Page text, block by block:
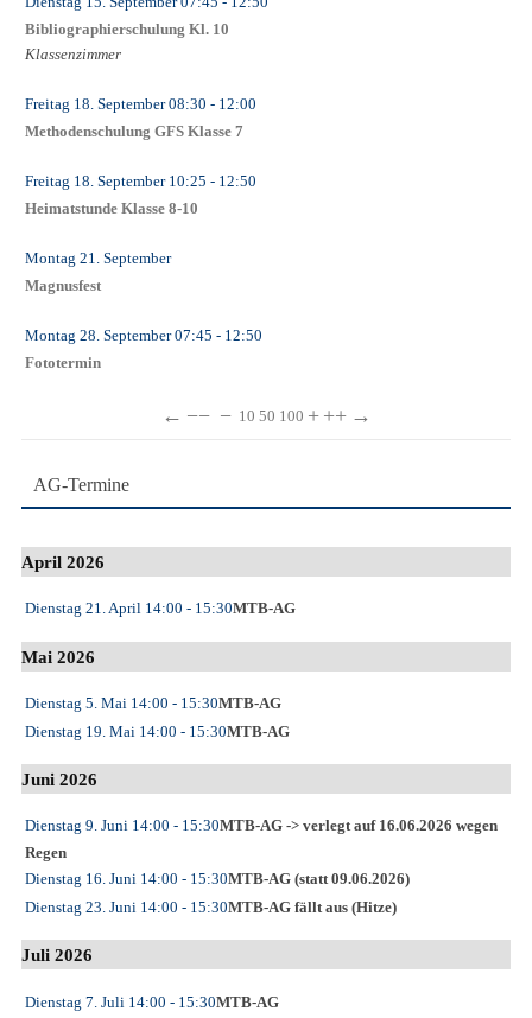
Bibliographierschulung Kl. 10
Klassenzimmer
Freitag 18. September08:30 - 12:00
Methodenschulung GFS Klasse 7
Freitag 18. September10:25 - 12:50
Heimatstunde Klasse 8-10
Montag 21. September
Magnusfest
Montag 28. September07:45 - 12:50
Fototermin
← −− − 10 50 100 + ++ →
AG-Termine
April 2026
Dienstag 21. April 14:00 - 15:30MTB-AG
Mai 2026
Dienstag 5. Mai 14:00 - 15:30MTB-AG
Dienstag 19. Mai 14:00 - 15:30MTB-AG
Juni 2026
Dienstag 9. Juni 14:00 - 15:30MTB-AG -> verlegt auf 16.06.2026 wegen
Regen
Dienstag 16. Juni 14:00 - 15:30MTB-AG (statt 09.06.2026)
Dienstag 23. Juni 14:00 - 15:30MTB-AG fällt aus (Hitze)
Juli 2026
Dienstag 7. Juli 14:00 - 15:30MTB-AG